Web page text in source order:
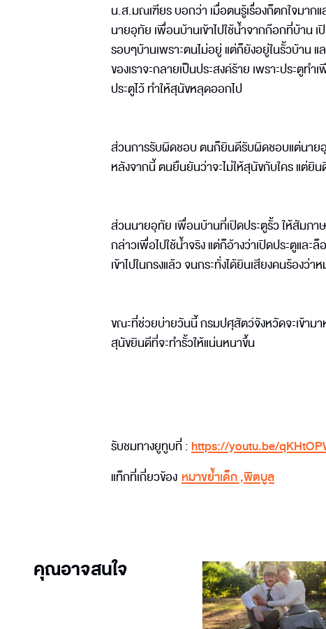
น.ส.มณเฑียร บอกว่า เมื่อตนรู้เรื่องก็ตกใจมาก
นายอุทัย เพื่อนบ้านเข้าไปใช้น้ำจากก๊อกที่บ้าน
รอบๆบ้านเพราะตนไม่อยู่ แต่ก็ยังอยู่ในรั้วบ้าน
ของเราจะกลายเป็นประสงค์ร้าย เพราะประตู
ประตูไว้ ทำให้สุนัขหลุดออกไป
ส่วนการรับผิดชอบ ตนก็ยินดีรับผิดชอบแต่นาย
หลังจากนี้ ตนยืนยันว่าจะไม่ให้สุนัขกับใคร แต่ยิ
ส่วนนายอุทัย เพื่อนบ้านที่เปิดประตูรั้ว ให้สัมภ
กล่าวเพื่อไปใช้น้ำจริง แต่ก็อ้างว่าเปิดประตูแล
เข้าไปในกรงแล้ว จนกระทั่งได้ยินเสียงคนร้องว่า
ขณะที่ช่วยบ่ายวันนี้ กรมปศุสัตว์จังหวัดจะเข้ามา
สุนัขยินดีที่จะทำรั้วให้แน่นหนาขึ้น
รับชมทางยูทูบที่ : https://youtu.be/
แท็กที่เกี่ยวข้อง หมาขย้ำเด็ก,พิตบูล
คุณอาจสนใจ